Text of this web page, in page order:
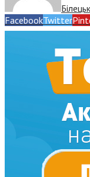
FacebookTwitter